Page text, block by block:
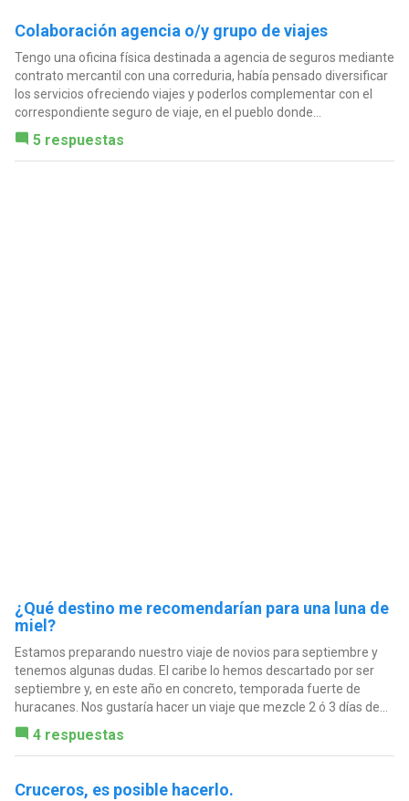
Colaboración agencia o/y grupo de viajes
Tengo una oficina física destinada a agencia de seguros mediante
contrato mercantil con una correduria, había pensado diversificar
los servicios ofreciendo viajes y poderlos complementar con el
correspondiente seguro de viaje, en el pueblo donde...
5 respuestas
¿Qué destino me recomendarían para una luna de
miel?
Estamos preparando nuestro viaje de novios para septiembre y
tenemos algunas dudas. El caribe lo hemos descartado por ser
septiembre y, en este año en concreto, temporada fuerte de
huracanes. Nos gustaría hacer un viaje que mezcle 2 ó 3 días de...
4 respuestas
Cruceros, es posible hacerlo.